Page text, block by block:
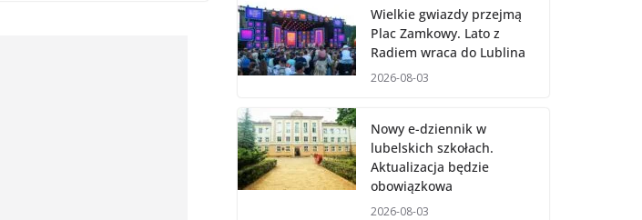
Wielkie gwiazdy przejmą
Plac Zamkowy. Lato z
Radiem wraca do Lublina
2026-08-03
Nowy e-dziennik w
lubelskich szkołach.
Aktualizacja będzie
obowiązkowa
2026-08-03